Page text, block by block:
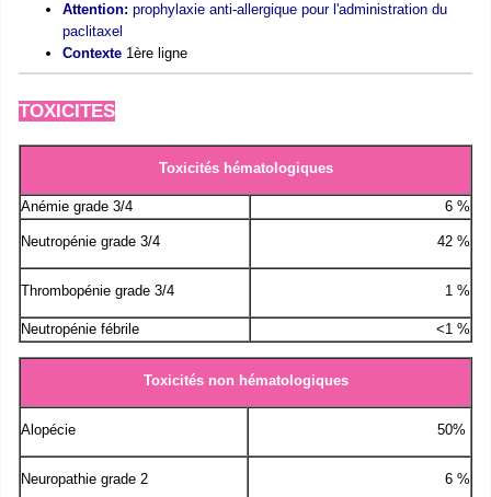
Attention: prophylaxie anti-allergique pour l'administration du
paclitaxel
Contexte 1ère ligne
TOXICITES
Toxicités hématologiques
Anémie grade 3/4 6 %
Neutropénie grade 3/4 42 %
Thrombopénie grade 3/4 1 %
Neutropénie fébrile <1 %
Toxicités non hématologiques
Alopécie 50%
Neuropathie grade 2 6 %